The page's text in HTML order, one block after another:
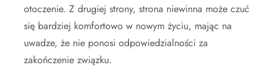
otoczenie. Z drugiej strony, strona niewinna może czuć
się bardziej komfortowo w nowym życiu, mając na
uwadze, że nie ponosi odpowiedzialności za
zakończenie związku.